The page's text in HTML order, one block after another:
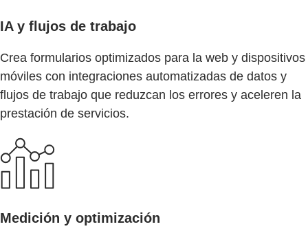
IA y flujos de trabajo
Crea formularios optimizados para la web y dispositivos
móviles con integraciones automatizadas de datos y
flujos de trabajo que reduzcan los errores y aceleren la
prestación de servicios.
Medición y optimización